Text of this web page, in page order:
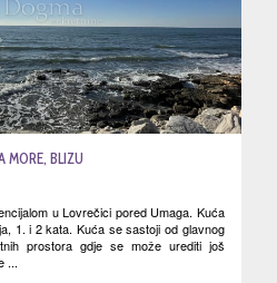
MORE, BLIZU
u Lovrečici pored Umaga. Kuća
1. i 2 kata. Kuća se sastoji od glavnog
prostora gdje se može urediti još
...